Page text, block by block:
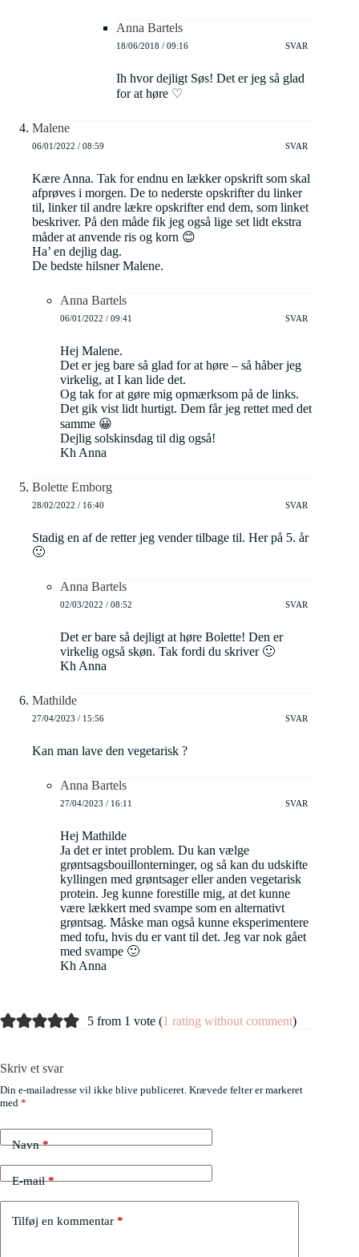
Anna Bartels
18/06/2018 / 09:16 SVAR
Ih hvor dejligt Søs! Det er jeg så glad
for at høre ♡
Malene
06/01/2022 / 08:59 SVAR
Kære Anna. Tak for endnu en lækker opskrift som skal
afprøves i morgen. De to nederste opskrifter du linker
til, linker til andre lækre opskrifter end dem, som linket
beskriver. På den måde fik jeg også lige set lidt ekstra
måder at anvende ris og korn 😊
Ha’ en dejlig dag.
De bedste hilsner Malene.
Anna Bartels
06/01/2022 / 09:41 SVAR
Hej Malene.
Det er jeg bare så glad for at høre – så håber jeg
virkelig, at I kan lide det.
Og tak for at gøre mig opmærksom på de links.
Det gik vist lidt hurtigt. Dem får jeg rettet med det
samme 😀
Dejlig solskinsdag til dig også!
Kh Anna
Bolette Emborg
28/02/2022 / 16:40 SVAR
Stadig en af de retter jeg vender tilbage til. Her på 5. år
🙂
Anna Bartels
02/03/2022 / 08:52 SVAR
Det er bare så dejligt at høre Bolette! Den er
virkelig også skøn. Tak fordi du skriver 🙂
Kh Anna
Mathilde
27/04/2023 / 15:56 SVAR
Kan man lave den vegetarisk ?
Anna Bartels
27/04/2023 / 16:11 SVAR
Hej Mathilde
Ja det er intet problem. Du kan vælge
grøntsagsbouillonterninger, og så kan du udskifte
kyllingen med grøntsager eller anden vegetarisk
protein. Jeg kunne forestille mig, at det kunne
være lækkert med svampe som en alternativt
grøntsag. Måske man også kunne eksperimentere
med tofu, hvis du er vant til det. Jeg var nok gået
med svampe 🙂
Kh Anna
5 from 1 vote (1 rating without comment)
Skriv et svar
Din e-mailadresse vil ikke blive publiceret. Krævede felter er markeret
med *
Navn*
E-mail*
Tilføj en kommentar *